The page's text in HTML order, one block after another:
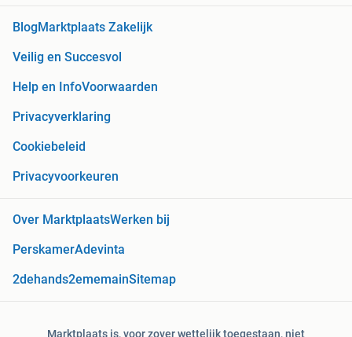
Blog Marktplaats Zakelijk
Veilig en Succesvol
Help en InfoVoorwaarden
Privacyverklaring
Cookiebeleid
Privacyvoorkeuren
Over MarktplaatsWerken bij
PerskamerAdevinta
2dehands2ememainSitemap
Marktplaats is, voor zover wettelijk toegestaan, niet